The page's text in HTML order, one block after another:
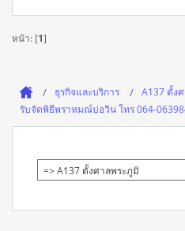
หน้า: [1]
ธุรกิจและบริการ
A137 ตั้ง
รับจัดพิธีพราหมณ์บ่อวิน โทร 064-